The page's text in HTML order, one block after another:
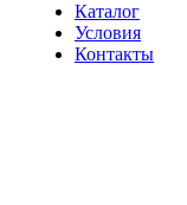
Каталог
Условия
Контакты